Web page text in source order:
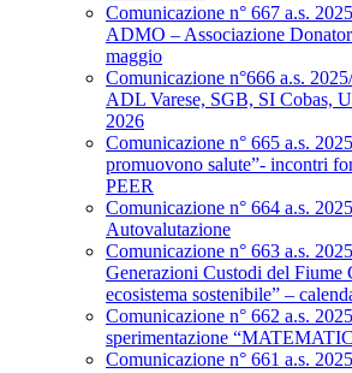
Comunicazione n° 667 a.s.
ADMO – Associazione
maggio
Comunicazione n°666 a.s.
ADL Varese, SGB, SI Cobas,
2026
Comunicazione n° 665 a.s.
promuovono salute”- incontri
PEER
Comunicazione n° 664 a.s.
Autovalutazione
Comunicazione n° 663 a.s.
Generazioni Custodi del Fiume
ecosistema sostenibile” –
Comunicazione n° 662 a.s.
sperimentazione
Comunicazione n° 661 a.s.